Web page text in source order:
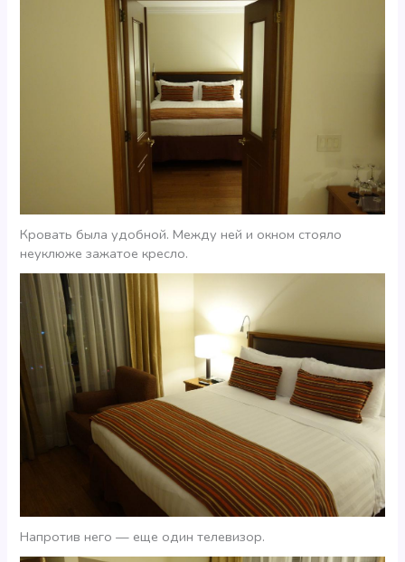
Кровать была удобной. Между ней и окном стояло
неуклюже зажатое кресло.
Напротив него — еще один телевизор.